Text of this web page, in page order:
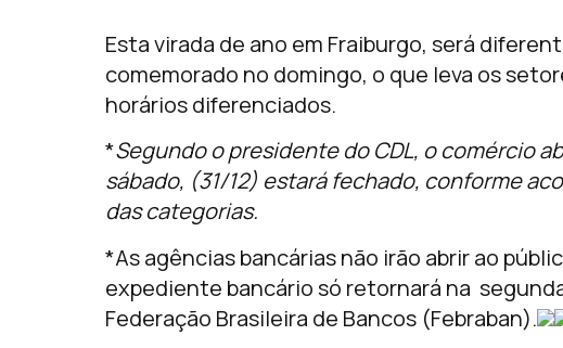
Esta virada de ano em Fraiburgo, será
comemorado no domingo, o que leva os
horários diferenciados.
*Segundo o presidente do CDL, o comércio
sábado, (31/12) estará fechado, conforme
das categorias.
*As agências bancárias não irão abrir ao
expediente bancário só retornará na
Federação Brasileira de Bancos (Febraban).